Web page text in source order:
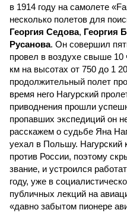
в 1914 году на самолете
несколько полетов для
Георгия Седова, Георгия
Русанова. Он совершил
провел в воздухе свыше 10
км на высотах от 750 до 1
продолжительный полет
время него Нагурский
приводнения прошли
пропавших экспедиций он
расскажем о судьбе Яна
уехал в Польшу. Нагурский
против России, поэтому
звание, и устроился
году, уже в
публичных лекций на
«давно забытом пионере